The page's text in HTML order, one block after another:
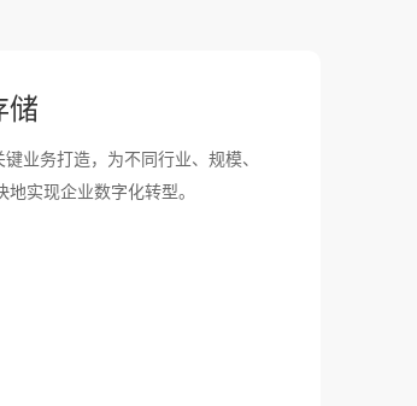
储
业务打造，为不同行业、规模、
实现企业数字化转型。